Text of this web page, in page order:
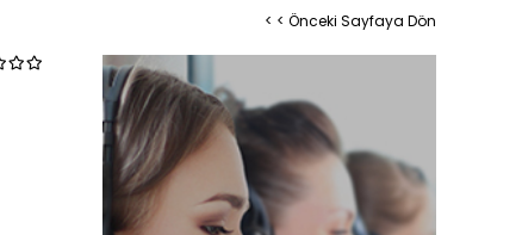
< < Önceki Sayfaya Dön